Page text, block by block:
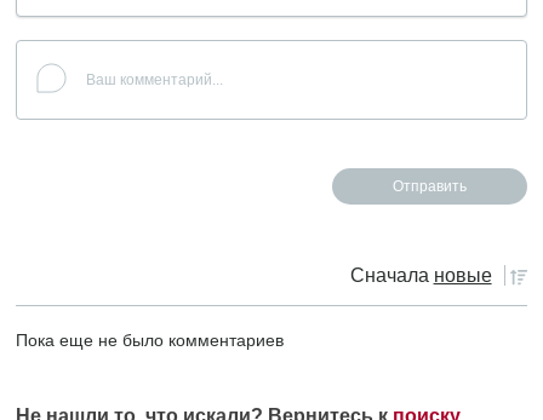
Сначала новые
Пока еще не было комментариев
Не нашли то, что искали? Вернитесь к поиску